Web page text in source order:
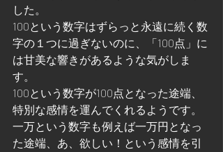
した。
100という数字はずらっと永遠に続く数
字の１つに過ぎないのに、「100点」に
は甘美な響きがあるような気がしま
す。
100という数字が100点となった途端、
特別な感情を運んでくれるようです。
一万という数字も例えば一万円となっ
た途端、あ、欲しい！という感情を引